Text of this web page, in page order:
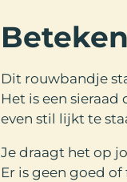
Dit rouwbandje
Het is een
even stil lijkt te
Je draagt het op
Er is geen goed